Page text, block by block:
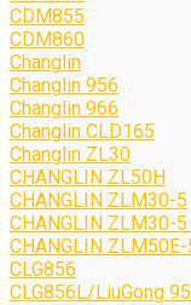
CDM855
CDM860
Changlin
Changlin 956
Changlin 966
Changlin CLD165
Changlin ZL30
CHANGLIN ZL50H
CHANGLIN ZLM30-5
CHANGLIN ZLM30-
CHANGLIN ZLM50E-
CLG856
CLG856L/LiuGong